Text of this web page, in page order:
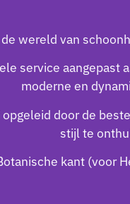
wereld van
service aangepast
moderne en
door de
stijl te
kant (voor